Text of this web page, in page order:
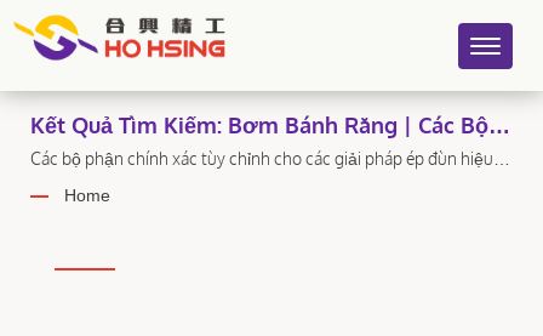
Kết Quả Tìm Kiếm: Bơm Bánh Răng | Các Bộ
Phận Máy Ép Nhựa: Vít Đôi, Thùng Đôi, Bộ
Thay Màn Thủy Lực - Ho Hsing
Các bộ phận chính xác tùy chỉnh cho các giải pháp ép đùn hiệu
Home